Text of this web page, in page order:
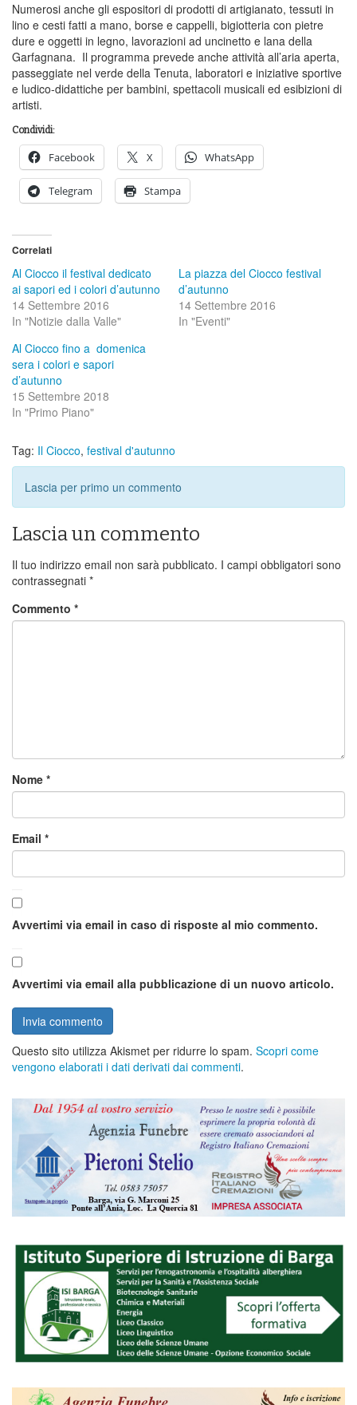
Numerosi anche gli espositori di prodotti di artigianato, tessuti in
lino e cesti fatti a mano, borse e cappelli, bigiotteria con pietre
dure e oggetti in legno, lavorazioni ad uncinetto e lana della
Garfagnana. Il programma prevede anche attività all’aria aperta,
passeggiate nel verde della Tenuta, laboratori e iniziative sportive
e ludico-didattiche per bambini, spettacoli musicali ed esibizioni di
artisti.
Condividi:
Facebook X WhatsApp
Telegram Stampa
Correlati
Al Ciocco il festival dedicato
ai sapori ed i colori d’autunno
14 Settembre 2016
In "Notizie dalla Valle"
La piazza del Ciocco festival
d’autunno
14 Settembre 2016
In "Eventi"
Al Ciocco fino a domenica
sera i colori e sapori
d’autunno
15 Settembre 2018
In "Primo Piano"
Tag: Il Ciocco, festival d'autunno
Lascia per primo un commento
Lascia un commento
Il tuo indirizzo email non sarà pubblicato. I campi obbligatori sono
contrassegnati *
Commento *
Nome *
Email *
Avvertimi via email in caso di risposte al mio commento.
Avvertimi via email alla pubblicazione di un nuovo articolo.
Questo sito utilizza Akismet per ridurre lo spam. Scopri come
vengono elaborati i dati derivati dai commenti.